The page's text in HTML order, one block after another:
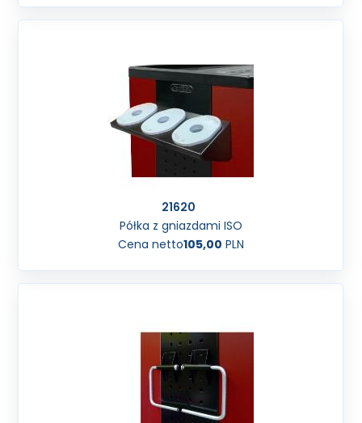
21620
Półka z gniazdami ISO
Cena netto105,00 PLN